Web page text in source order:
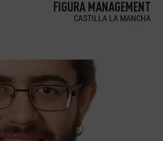
FIGURA MANAGEMENT
CASTILLA LA MANCHA